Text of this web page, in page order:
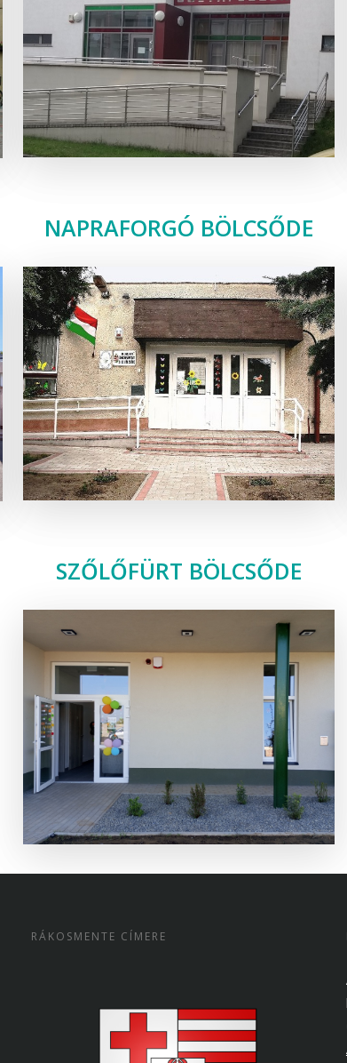
NAPRAFORGÓ BÖLCSŐDE
SZŐLŐFÜRT BÖLCSŐDE
RÁKOSMENTE CÍMERE